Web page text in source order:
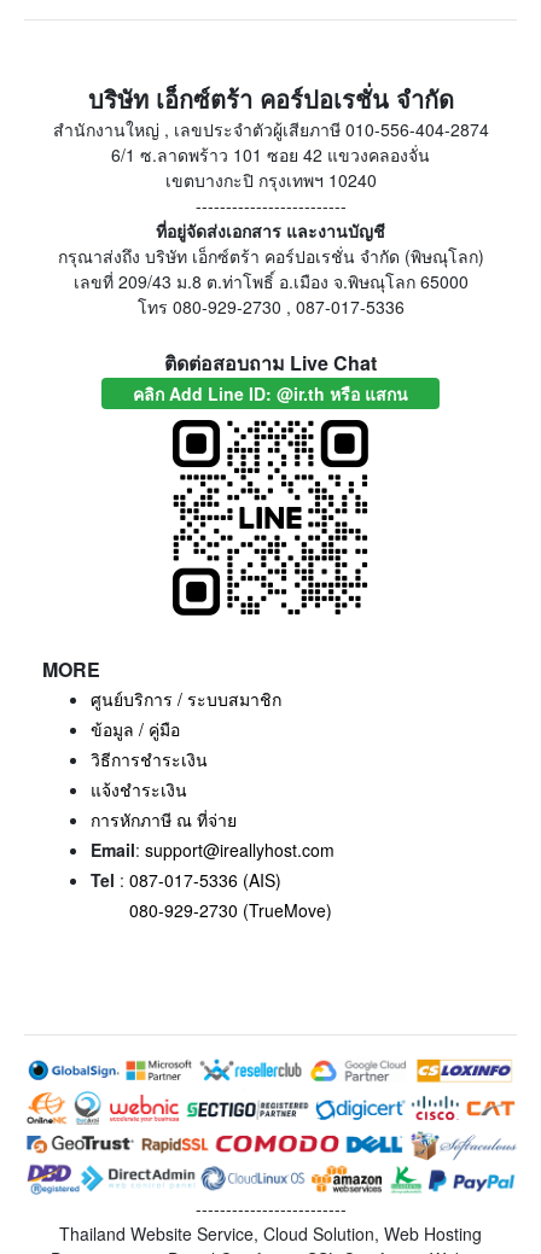
บริษัท เอ็กซ์ตร้า คอร์ปอเรชั่น จำกัด
สำนักงานใหญ่ , เลขประจำตัวผู้เสียภาษี 010-556-404-2874
6/1 ซ.ลาดพร้าว 101 ซอย 42 แขวงคลองจั่น
เขตบางกะปิ กรุงเทพฯ 10240
-------------------------
ที่อยู่จัดส่งเอกสาร และงานบัญชี
กรุณาส่งถึง บริษัท เอ็กซ์ตร้า คอร์ปอเรชั่น จำกัด (พิษณุโลก)
เลขที่ 209/43 ม.8 ต.ท่าโพธิ์ อ.เมือง จ.พิษณุโลก 65000
โทร 080-929-2730 , 087-017-5336
ติดต่อสอบถาม Live Chat
คลิก Add Line ID: @ir.th หรือ แสกน
MORE
ศูนย์บริการ / ระบบสมาชิก
ข้อมูล / คู่มือ
วิธีการชำระเงิน
แจ้งชำระเงิน
การหักภาษี ณ ที่จ่าย
Email: support@ireallyhost.com
Tel : 087-017-5336 (AIS)
080-929-2730 (TrueMove)
-------------------------
Thailand Website Service, Cloud Solution, Web Hosting